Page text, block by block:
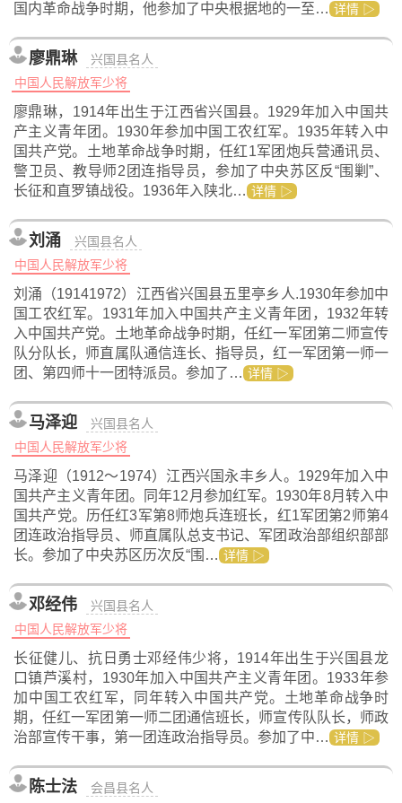
国内革命战争时期，他参加了中央根据地的一至… 详情 ▷
廖鼎琳
兴国县名人
中国人民解放军少将
廖鼎琳，1914年出生于江西省兴国县。1929年加入中国共
产主义青年团。1930年参加中国工农红军。1935年转入中
国共产党。土地革命战争时期，任红1军团炮兵营通讯员、
警卫员、教导师2团连指导员，参加了中央苏区反“围剿”、
长征和直罗镇战役。1936年入陕北… 详情 ▷
刘涌
兴国县名人
中国人民解放军少将
刘涌（19141972）江西省兴国县五里亭乡人.1930年参加中
国工农红军。1931年加入中国共产主义青年团，1932年转
入中国共产党。土地革命战争时期，任红一军团第二师宣传
队分队长，师直属队通信连长、指导员，红一军团第一师一
团、第四师十一团特派员。参加了… 详情 ▷
马泽迎
兴国县名人
中国人民解放军少将
马泽迎（1912～1974）江西兴国永丰乡人。1929年加入中
国共产主义青年团。同年12月参加红军。1930年8月转入中
国共产党。历任红3军第8师炮兵连班长，红1军团第2师第4
团连政治指导员、师直属队总支书记、军团政治部组织部部
长。参加了中央苏区历次反“围… 详情 ▷
邓经伟
兴国县名人
中国人民解放军少将
长征健儿、抗日勇士邓经伟少将，1914年出生于兴国县龙
口镇芦溪村，1930年加入中国共产主义青年团。1933年参
加中国工农红军，同年转入中国共产党。土地革命战争时
期，任红一军团第一师二团通信班长，师宣传队队长，师政
治部宣传干事，第一团连政治指导员。参加了中… 详情 ▷
陈士法
会昌县名人